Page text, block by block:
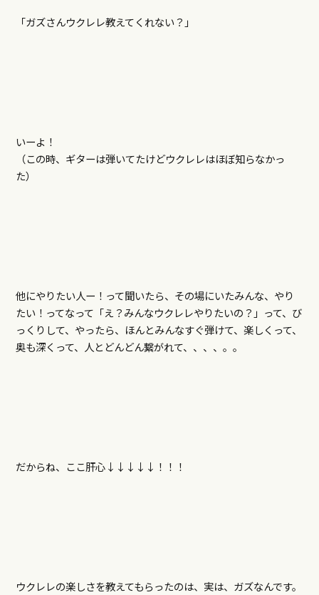
「ガズさんウクレレ教えてくれない？」
いーよ！
（この時、ギターは弾いてたけどウクレレはほぼ知らなかっ
た）
他にやりたい人ー！って聞いたら、その場にいたみんな、やり
たい！ってなって「え？みんなウクレレやりたいの？」って、び
っくりして、やったら、ほんとみんなすぐ弾けて、楽しくって、
奥も深くって、人とどんどん繋がれて、、、、。。
だからね、ここ肝心↓↓↓↓↓！！！
ウクレレの楽しさを教えてもらったのは、実は、ガズなんです。